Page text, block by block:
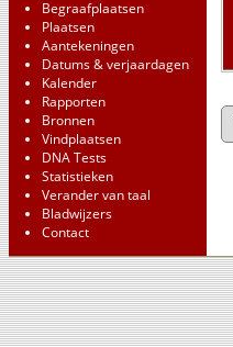
Begraafplaatsen
Plaatsen
Aantekeningen
Datums & verjaardagen
Kalender
Rapporten
Bronnen
Vindplaatsen
DNA Tests
Statistieken
Verander van taal
Bladwijzers
Contact